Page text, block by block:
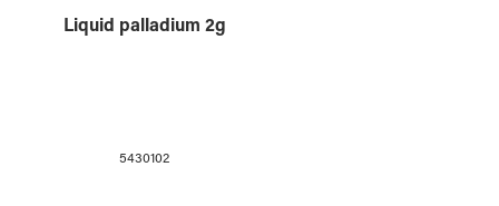
Liquid palladium 2g
5430102